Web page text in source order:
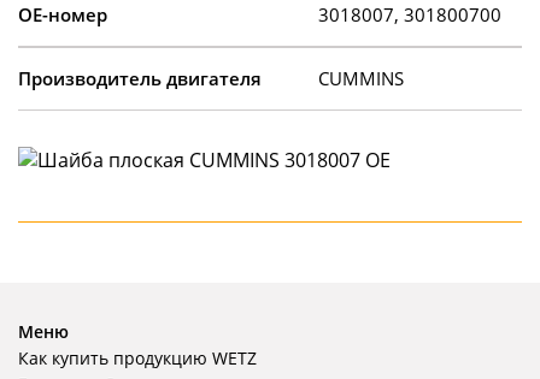
OE-номер 3018007, 301800700
Производитель двигателя CUMMINS
Меню
Как купить продукцию WETZ